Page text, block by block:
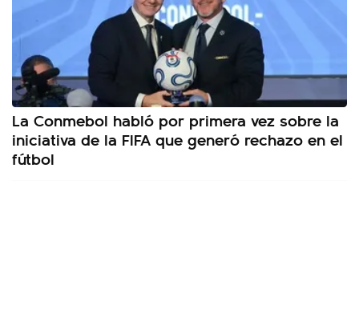
La Conmebol habló por primera vez sobre la
iniciativa de la FIFA que generó rechazo en el
fútbol